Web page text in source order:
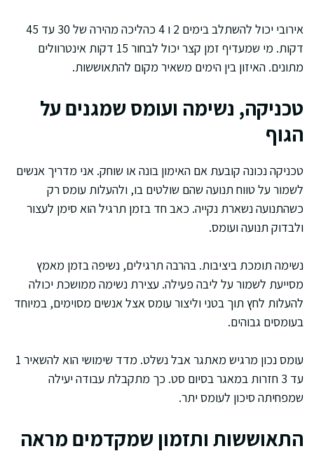
אירובי יכול להשתלב בימים 2 ו 4 כהליכה מהירה של 30 עד 45
דקות. מי שמעדיף זמן קצר יכול לבחור 15 דקות אינטרוולים
מתונים. האיזון בין הימים משאיר מקום להתאוששות.
טכניקה, נשימה ועומס שמגנים על
הגוף
טכניקה נכונה קובעת אם האימון בונה או שוחק. אני מדריך אנשים
לשמור על טווח תנועה שהם שולטים בו, ולהעלות עומס רק
כשהתנועה נשארת נקייה. כאב חד בזמן תרגיל הוא סימן לעצור
ולבדוק תנועה ועומס.
נשימה תומכת ביציבות. בהרבה תרגילים, נשיפה בזמן מאמץ
מסייעת לשמור על ליבה פעילה. עצירת נשימה ממושכת יכולה
להעלות לחץ תוך בטני וליצור עומס אצל אנשים מסוימים, במיוחד
בעומסים גבוהים.
עומס נכון מרגיש מאתגר אבל נשלט. מדד שימושי הוא להשאיר 1
עד 3 חזרות במאגר בסיום סט. כך מתקבלת עבודה יעילה
שמפחיתה סיכון לעומס יתר.
התאוששות ותזמון שמקדמים מראה